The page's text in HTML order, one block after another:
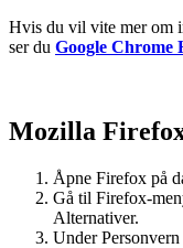
Hvis du vil vite mer om
ser du Google Chrome
Mozilla
Åpne Firefox på
Gå til Firefox-
Alternativer.
Under